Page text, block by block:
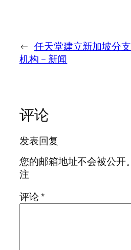
← 任天堂建立新加坡分支
机构 – 新闻
评论
发表回复
您的邮箱地址不会被公开。
注
评论*